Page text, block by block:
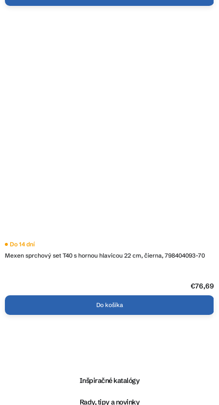
Mexen sprchový set T40 s hornou hlavicou 22 cm, čierna, 798404093-70
Do 14 dní
€76,69
Do košíka
Inšpiračné katalógy
Rady, tipy a novinky